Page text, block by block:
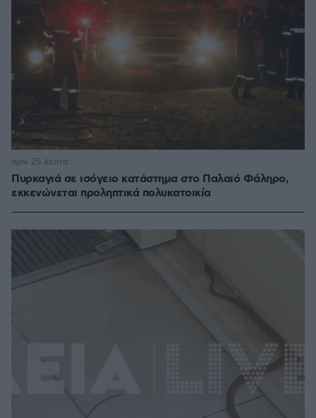
Πυρκαγιά σε ισόγειο κατάστημα στο Παλαιό Φάληρο,
εκκενώνεται προληπτικά πολυκατοικία
πριν 25 λεπτά